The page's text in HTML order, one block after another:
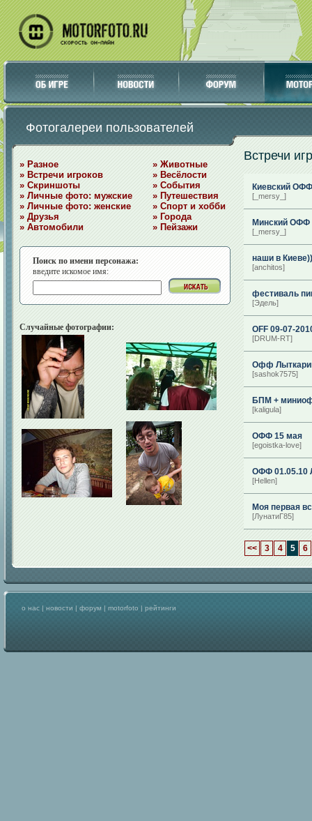
Фотогалереи пользователей
» Разное
» Встречи игроков
» Скриншоты
» Личные фото: мужские
» Личные фото: женские
» Друзья
» Автомобили
» Животные
» Весёлости
» События
» Путешествия
» Спорт и хобби
» Города
» Пейзажи
Поиск по имени персонажа:
введите искомое имя:
Случайные фотографии:
Встречи
Киевский ОФФ
[_mersy_]
Минский ОФФ
[_mersy_]
наши в
[anchitos]
фестиваль
[Эдель]
OFF 09-07-
[DRUM-RT]
Офф
[sashok7575]
БПМ +
[kaligula]
ОФФ 15 мая
[egoistka-love]
ОФФ 01.05.10
[Hellen]
Моя первая
[ЛунатиГ85]
<< 3 4 5 6
о нас | новости | форум | motorfoto | рейтинги